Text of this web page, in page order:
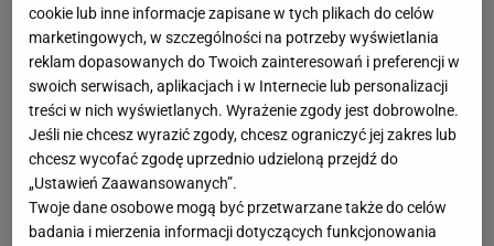
cookie lub inne informacje zapisane w tych plikach do celów
marketingowych, w szczególności na potrzeby wyświetlania
reklam dopasowanych do Twoich zainteresowań i preferencji w
swoich serwisach, aplikacjach i w Internecie lub personalizacji
treści w nich wyświetlanych. Wyrażenie zgody jest dobrowolne.
Jeśli nie chcesz wyrazić zgody, chcesz ograniczyć jej zakres lub
chcesz wycofać zgodę uprzednio udzieloną przejdź do
„Ustawień Zaawansowanych”.
Twoje dane osobowe mogą być przetwarzane także do celów
badania i mierzenia informacji dotyczących funkcjonowania